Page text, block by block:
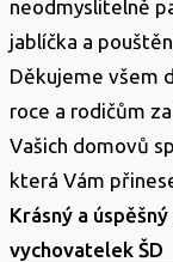
neodmyslitelně
jablíčka a
Děkujeme všem
roce a rodičům
Vašich domovů
která Vám
Krásný a
vychovatelek ŠD